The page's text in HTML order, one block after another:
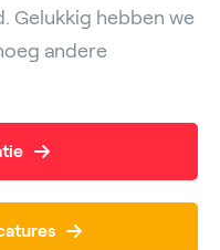
Gelukkig hebben we
andere